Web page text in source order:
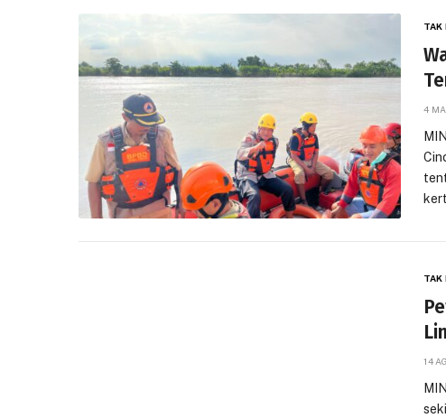
TAK
4
TAK
14